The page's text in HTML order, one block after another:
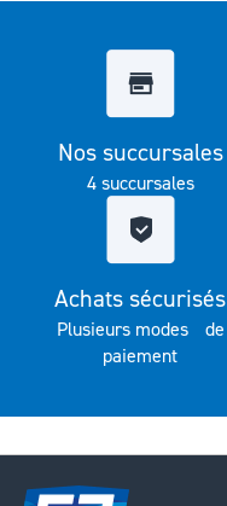
Nos succursales
4 succursales
Achats sécurisés
Plusieurs modes de
paiement